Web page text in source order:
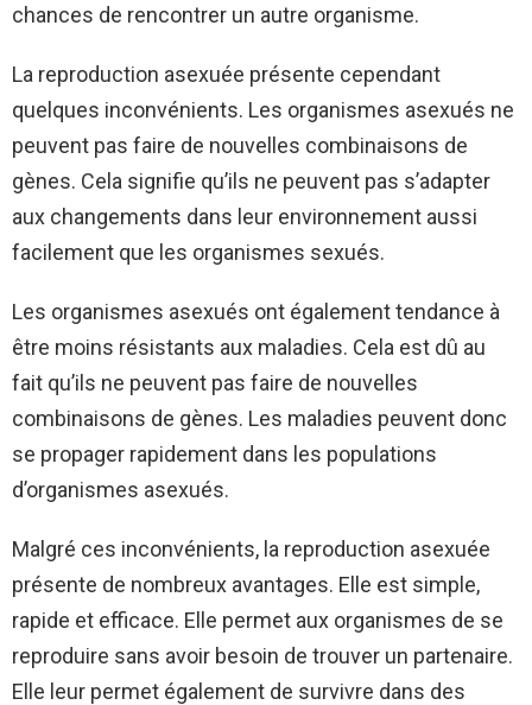
chances de rencontrer un autre organisme.
La reproduction asexuée présente cependant
quelques inconvénients. Les organismes asexués ne
peuvent pas faire de nouvelles combinaisons de
gènes. Cela signifie qu’ils ne peuvent pas s’adapter
aux changements dans leur environnement aussi
facilement que les organismes sexués.
Les organismes asexués ont également tendance à
être moins résistants aux maladies. Cela est dû au
fait qu’ils ne peuvent pas faire de nouvelles
combinaisons de gènes. Les maladies peuvent donc
se propager rapidement dans les populations
d’organismes asexués.
Malgré ces inconvénients, la reproduction asexuée
présente de nombreux avantages. Elle est simple,
rapide et efficace. Elle permet aux organismes de se
reproduire sans avoir besoin de trouver un partenaire.
Elle leur permet également de survivre dans des